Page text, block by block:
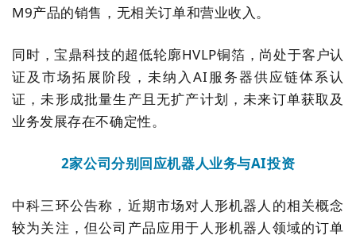
M9产品的销售，无相关订单和营业收入。
同时，宝鼎科技的超低轮廓HVLP铜箔，尚处于客户认
证及市场拓展阶段，未纳入AI服务器供应链体系认
证，未形成批量生产且无扩产计划，未来订单获取及
业务发展存在不确定性。
2家公司分别回应机器人业务与AI投资
中科三环公告称，近期市场对人形机器人的相关概念
较为关注，但公司产品应用于人形机器人领域的订单